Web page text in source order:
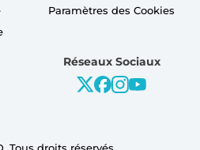
Paramètres des Cookies
Réseaux Sociaux